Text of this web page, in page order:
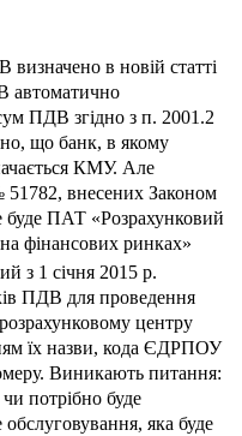
в новій статті
автоматично
ПДВ згідно з п. 2001.2
що банк, в якому
КМУ. Але
51782, внесених Законом
ПАТ «Розрахунковий
фінансових ринках»
з 1 січня 2015 р.
ПДВ для проведення
центру
їх назви, кода ЄДРПОУ
Виникають питання:
потрібно буде
яка буде